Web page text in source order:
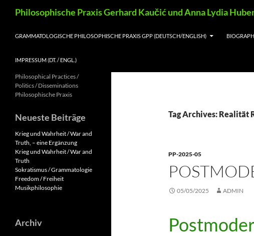
Philosophische Praxis Gerhard Kaučić und Anna Lydia
GRAMMATOLOGISCHE PHILOSOPHISCHE PRAXIS GPP (DEUTSCH/ENGLISH)
IMPRESSUM (DT. / ENGL.)
Tag Archives: Realität
PP-2025-05
05/05/2025 ADMIN
Philosophical Practices /
Politics / Disseminations
Philosophische Praxis
Neueste Beiträge
Krieg und Wahrheit / War and
Truth, – eine Ergänzung
Krieg und Wahrheit / War and
Truth
Sokratismus / Grammatologie
Freedom / Freiheit
Musikphilosophie
Archiv